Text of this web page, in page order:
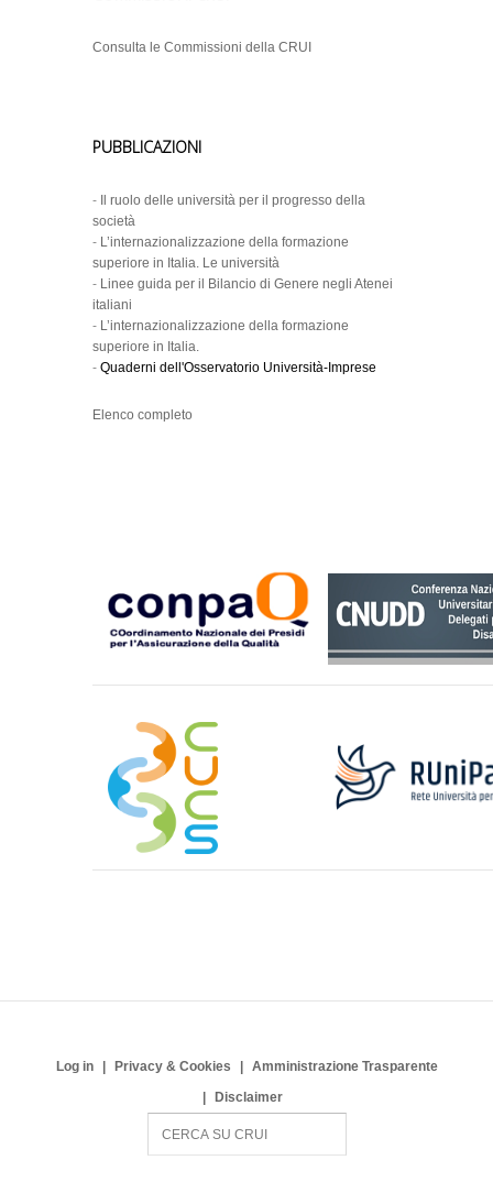
Consulta le Commissioni della CRUI
PUBBLICAZIONI
-
Il ruolo delle università per il progresso della
società
- L’internazionalizzazione della formazione
superiore in Italia. Le università
- Linee guida per il Bilancio di Genere negli Atenei
italiani
- L’internazionalizzazione della formazione
superiore in Italia.
- Quaderni dell'Osservatorio Università-Imprese
Elenco completo
Log in Privacy & Cookies
Amministrazione Trasparente
Disclaimer